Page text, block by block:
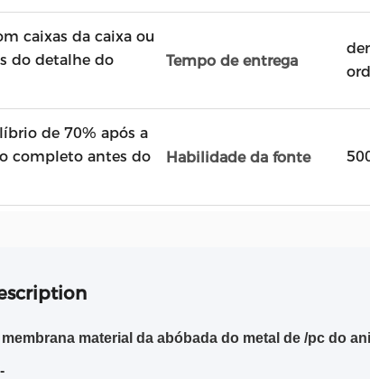
caixas da caixa ou
do detalhe do
Tempo de entrega
de 70% após a
completo antes do
Habilidade da fonte
material da abóbada do metal de /pc do